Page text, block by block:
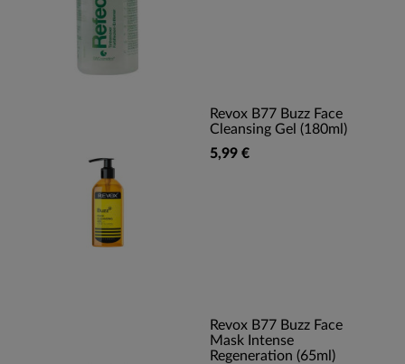
Revox B77 Buzz Face
Cleansing Gel (180ml)
5,99 €
Revox B77 Buzz Face
Mask Intense
Regeneration (65ml)